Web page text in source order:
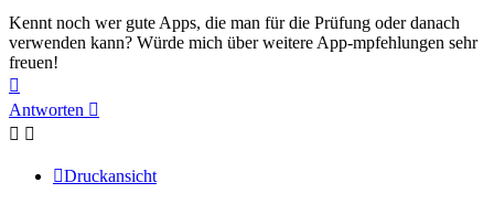
Kennt noch wer gute Apps, die man für die Prüfung oder danach
verwenden kann? Würde mich über weitere App-mpfehlungen sehr
freuen!
oben
Antworten
Druckansicht